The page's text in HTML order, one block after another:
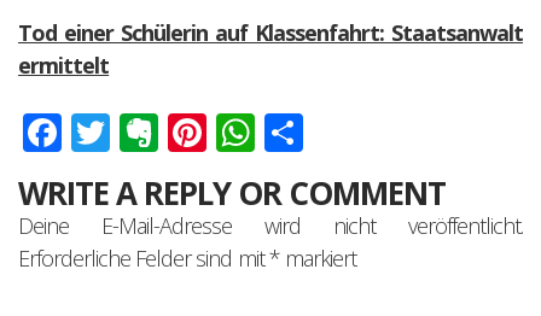
Tod einer Schülerin auf Klassenfahrt: Staatsanwalt
ermittelt
Facebook
Twitter
Evernote
Pinterest
WhatsApp
WRITE A REPLY OR COMMENT
Deine E-Mail-Adresse wird nicht veröffentlicht.
Erforderliche Felder sind mit*markiert